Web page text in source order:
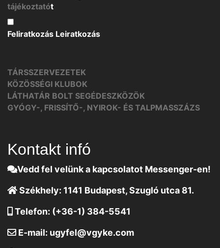
tájékoztatót
Feliratkozás Leiratkozás
TÁRSSZERVEZETEK
KÖZÖSSÉGI KLUBOK
LÁTHATÁR BOLT SEGÉDESZKÖZÖK
GYÓGY-, FRISSÍTŐ-, NYIROK- ÉS TALPMASSZÁZS
Kontakt infó
Vedd fel velünk a kapcsolatot Messenger-en!
Székhely: 1141 Budapest, Szugló utca 81.
Telefon: (+36-1) 384-5541
E-mail: ugyfel@vgyke.com